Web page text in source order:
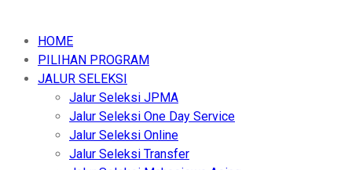
HOME
PILIHAN PROGRAM
JALUR SELEKSI
Jalur Seleksi JPMA
Jalur Seleksi One Day Service
Jalur Seleksi Online
Jalur Seleksi Transfer